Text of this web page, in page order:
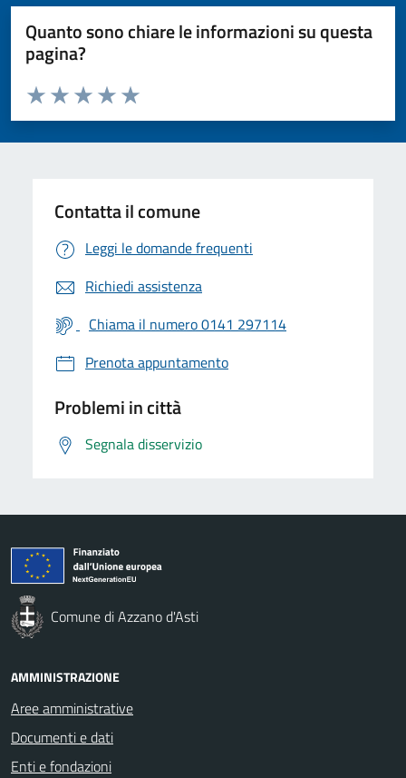
Quanto sono chiare le informazioni su questa
pagina?
Valuta da 1 a 5 stelle la pagina
Valuta 5 stelle su 5
Valuta 4 stelle su 5
Valuta 3 stelle su 5
Valuta 2 stelle su 5
Valuta 1 stelle su 5
Contatta il comune
Leggi le domande frequenti
Richiedi assistenza
Chiama il numero 0141 297114
Prenota appuntamento
Problemi in città
Segnala disservizio
Comune di Azzano d'Asti
AMMINISTRAZIONE
Aree amministrative
Documenti e dati
Enti e fondazioni